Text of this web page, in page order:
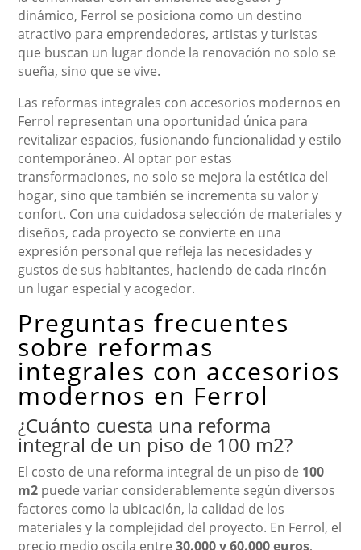
dinámico, Ferrol se posiciona como un destino
atractivo para emprendedores, artistas y turistas
que buscan un lugar donde la renovación no solo se
sueña, sino que se vive.
Las reformas integrales con accesorios modernos en
Ferrol representan una oportunidad única para
revitalizar espacios, fusionando funcionalidad y estilo
contemporáneo. Al optar por estas
transformaciones, no solo se mejora la estética del
hogar, sino que también se incrementa su valor y
confort. Con una cuidadosa selección de materiales y
diseños, cada proyecto se convierte en una
expresión personal que refleja las necesidades y
gustos de sus habitantes, haciendo de cada rincón
un lugar especial y acogedor.
Preguntas frecuentes
sobre reformas
integrales con accesorios
modernos en Ferrol
¿Cuánto cuesta una reforma
integral de un piso de 100 m2?
El costo de una reforma integral de un piso de 100
m2 puede variar considerablemente según diversos
factores como la ubicación, la calidad de los
materiales y la complejidad del proyecto. En Ferrol, el
precio medio oscila entre30.000 y 60.000 euros,